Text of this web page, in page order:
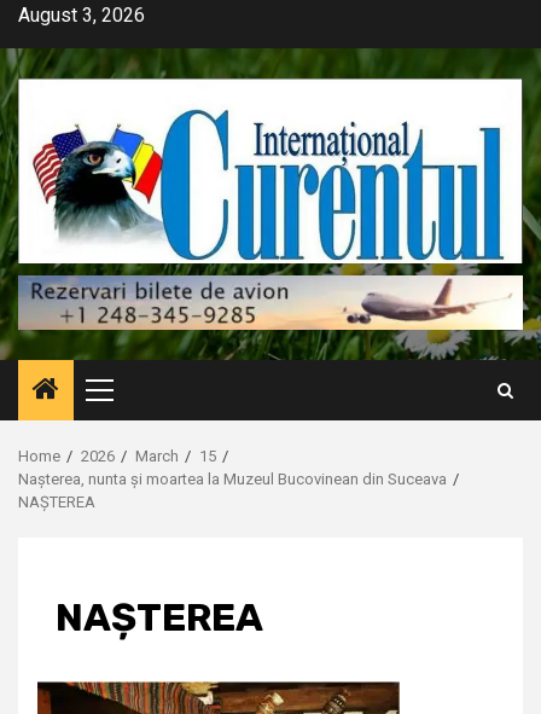
Skip
content
August 3, 2026
Primary
Menu
Home 2026 March
15
Nașterea, nunta și moartea la Muzeul Bucovinean din Suceava
NAȘTEREA
NAȘTEREA